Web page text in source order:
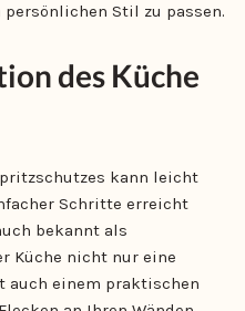
Stil zu passen.
des Küche
kann leicht
Schritte erreicht
bekannt als
Küche nicht nur eine
auch einem praktischen